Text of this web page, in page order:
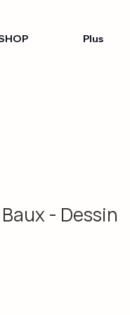
Plus
- Dessin